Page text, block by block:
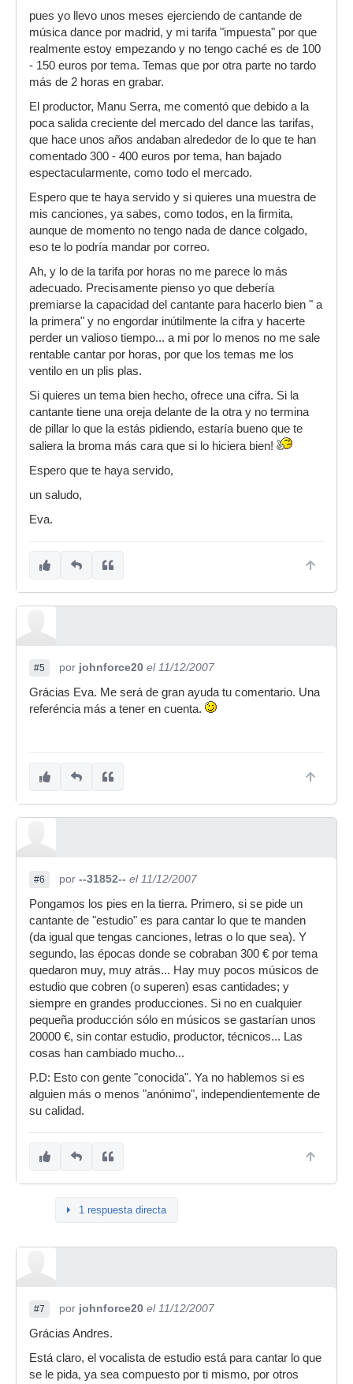
pues yo llevo unos meses ejerciendo de cantande de
música dance por madrid, y mi tarifa "impuesta" por que
realmente estoy empezando y no tengo caché es de 100
- 150 euros por tema. Temas que por otra parte no tardo
más de 2 horas en grabar.
El productor, Manu Serra, me comentó que debido a la
poca salida creciente del mercado del dance las tarifas,
que hace unos años andaban alrededor de lo que te han
comentado 300 - 400 euros por tema, han bajado
espectacularmente, como todo el mercado.
Espero que te haya servido y si quieres una muestra de
mis canciones, ya sabes, como todos, en la firmita,
aunque de momento no tengo nada de dance colgado,
eso te lo podría mandar por correo.
Ah, y lo de la tarifa por horas no me parece lo más
adecuado. Precisamente pienso yo que debería
premiarse la capacidad del cantante para hacerlo bien " a
la primera" y no engordar inútilmente la cifra y hacerte
perder un valioso tiempo... a mi por lo menos no me sale
rentable cantar por horas, por que los temas me los
ventilo en un plis plas.
Si quieres un tema bien hecho, ofrece una cifra. Si la
cantante tiene una oreja delante de la otra y no termina
de pillar lo que la estás pidiendo, estaría bueno que te
saliera la broma más cara que si lo hiciera bien!
Espero que te haya servido,
un saludo,
Eva.
#5 por johnforce20 el 11/12/2007
Grácias Eva. Me será de gran ayuda tu comentario. Una
referéncia más a tener en cuenta.
#6 por --31852-- el 11/12/2007
Pongamos los pies en la tierra. Primero, si se pide un
cantante de "estudio" es para cantar lo que te manden
(da igual que tengas canciones, letras o lo que sea). Y
segundo, las épocas donde se cobraban 300 € por tema
quedaron muy, muy atrás... Hay muy pocos músicos de
estudio que cobren (o superen) esas cantidades; y
siempre en grandes producciones. Si no en cualquier
pequeña producción sólo en músicos se gastarían unos
20000 €, sin contar estudio, productor, técnicos... Las
cosas han cambiado mucho...
P.D: Esto con gente "conocida". Ya no hablemos si es
alguien más o menos "anónimo", independientemente de
su calidad.
1 respuesta directa
#7 por johnforce20 el 11/12/2007
Grácias Andres.
Está claro, el vocalista de estudio está para cantar lo que
se le pida, ya sea compuesto por ti mismo, por otros